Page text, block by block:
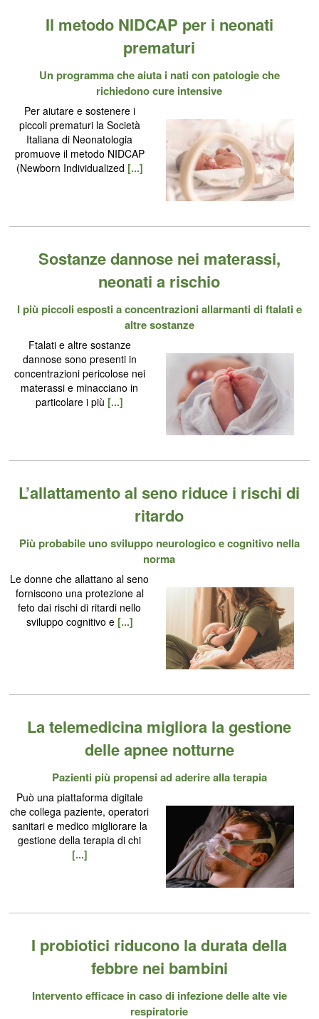
Il metodo NIDCAP per i neonati
prematuri
Un programma che aiuta i nati con patologie che
richiedono cure intensive
Per aiutare e sostenere i
piccoli prematuri la Società
Italiana di Neonatologia
promuove il metodo NIDCAP
(Newborn Individualized [...]
Sostanze dannose nei materassi,
neonati a rischio
I più piccoli esposti a concentrazioni allarmanti di ftalati e
altre sostanze
Ftalati e altre sostanze
dannose sono presenti in
concentrazioni pericolose nei
materassi e minacciano in
particolare i più [...]
L’allattamento al seno riduce i rischi di
ritardo
Più probabile uno sviluppo neurologico e cognitivo nella
norma
Le donne che allattano al seno
forniscono una protezione al
feto dai rischi di ritardi nello
sviluppo cognitivo e [...]
La telemedicina migliora la gestione
delle apnee notturne
Pazienti più propensi ad aderire alla terapia
Può una piattaforma digitale
che collega paziente, operatori
sanitari e medico migliorare la
gestione della terapia di chi
[...]
I probiotici riducono la durata della
febbre nei bambini
Intervento efficace in caso di infezione delle alte vie
respiratorie